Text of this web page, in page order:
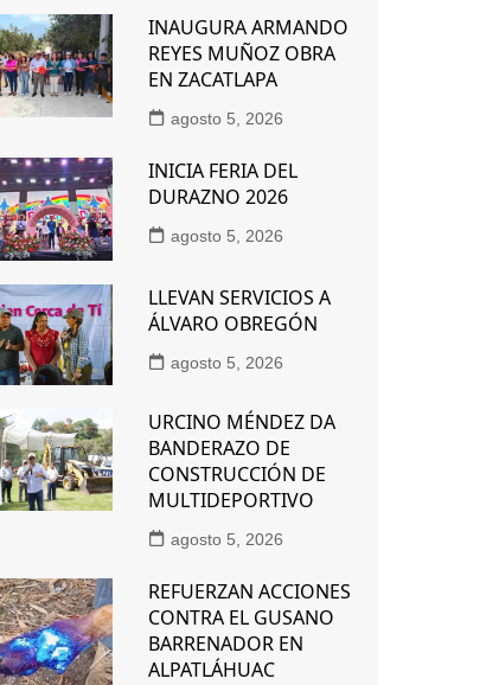
INAUGURA ARMANDO
REYES MUÑOZ OBRA
EN ZACATLAPA
agosto 5, 2026
INICIA FERIA DEL
DURAZNO 2026
agosto 5, 2026
LLEVAN SERVICIOS A
ÁLVARO OBREGÓN
agosto 5, 2026
URCINO MÉNDEZ DA
BANDERAZO DE
CONSTRUCCIÓN DE
MULTIDEPORTIVO
agosto 5, 2026
REFUERZAN ACCIONES
CONTRA EL GUSANO
BARRENADOR EN
ALPATLÁHUAC